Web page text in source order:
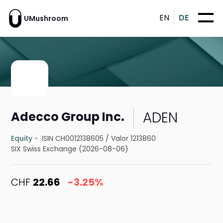
UMushroom EN DE
Adecco Group Inc. ADEN
Equity ISIN CH0012138605 /Valor 1213860
SIX Swiss Exchange (2026-08-06)
CHF 22.66 -3.25%